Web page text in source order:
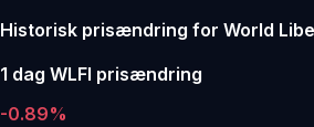
Historisk prisændring for World
1 dag WLFI prisændring
-0.89%